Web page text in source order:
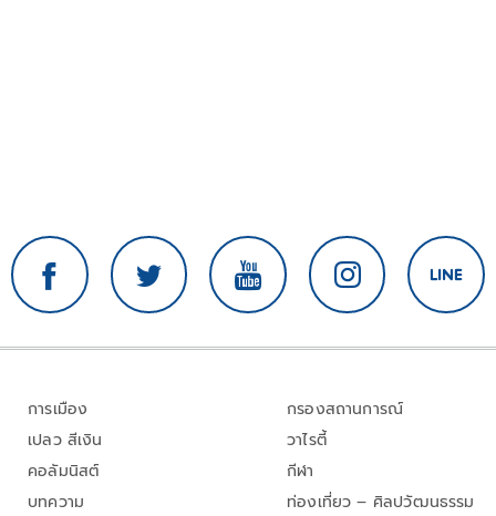
การเมือง
เปลว สีเงิน
คอลัมนิสต์
บทความ
กรองสถานการณ์
วาไรตี้
กีฬา
ท่องเที่ยว – ศิลปวัฒนธรรม